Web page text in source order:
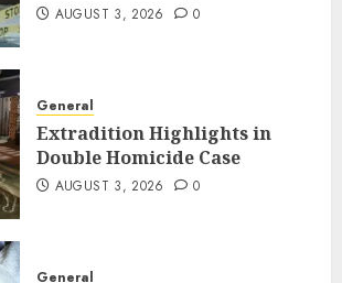
AUGUST 3, 2026 0
General
Extradition Highlights in
Double Homicide Case
AUGUST 3, 2026 0
General